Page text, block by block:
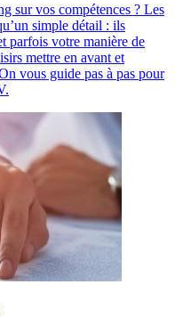
sur vos compétences ? Les
simple détail : ils
parfois votre manière de
mettre en avant et
vous guide pas à pas pour